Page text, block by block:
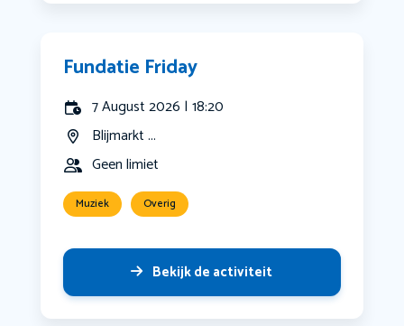
Fundatie Friday
7 August 2026 | 18:20
Blijmarkt ...
Geen limiet
Muziek Overig
Bekijk de activiteit